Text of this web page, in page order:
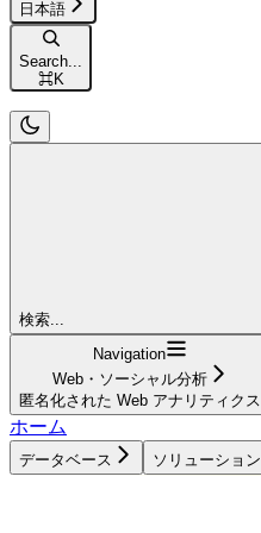
日本語
Search...
⌘K
検索...
Navigation
Web・ソーシャル分析
匿名化された Web アナリティクス
ホーム
データベース ソリューション